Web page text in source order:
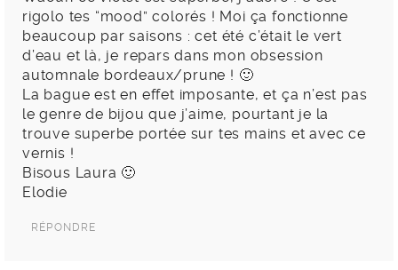
rigolo tes “mood” colorés ! Moi ça fonctionne
beaucoup par saisons : cet été c’était le vert
d’eau et là, je repars dans mon obsession
automnale bordeaux/prune ! 🙂
La bague est en effet imposante, et ça n’est pas
le genre de bijou que j’aime, pourtant je la
trouve superbe portée sur tes mains et avec ce
vernis !
Bisous Laura 🙂
Elodie
RÉPONDRE